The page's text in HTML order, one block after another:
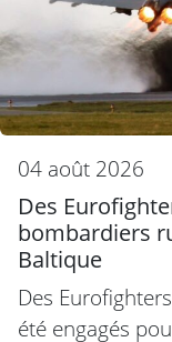
04 août 2026
Des
bombardiers
Baltique
Des
été engagés